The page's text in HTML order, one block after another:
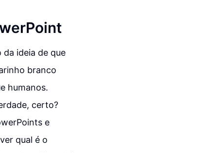
ideia de que
branco
humanos.
certo?
e
qual é o